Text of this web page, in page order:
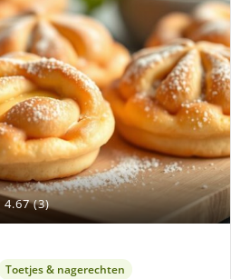
4.67 (3)
Toetjes & nagerechten